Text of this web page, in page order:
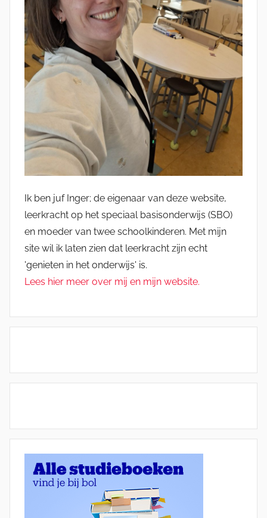
Ik ben juf Inger; de eigenaar van deze website,
leerkracht op het speciaal basisonderwijs (SBO)
en moeder van twee schoolkinderen. Met mijn
site wil ik laten zien dat leerkracht zijn echt
'genieten in het onderwijs' is.
Lees hier meer over mij en mijn website.